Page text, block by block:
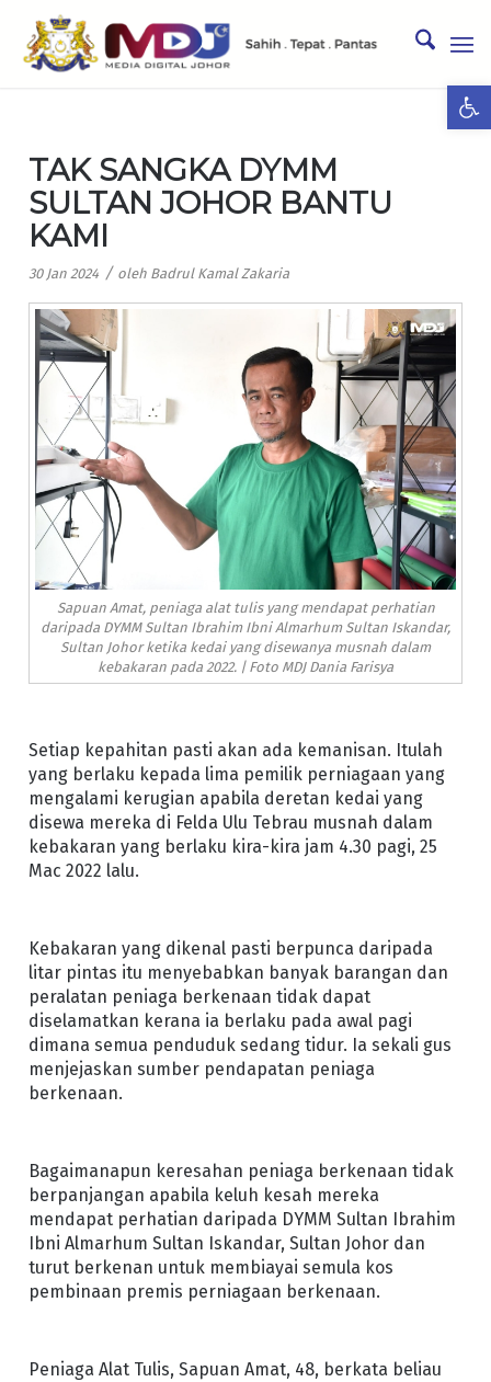
TAK SANGKA DYMM
SULTAN JOHOR BANTU
KAMI
30 Jan 2024 / oleh Badrul Kamal Zakaria
Sapuan Amat, peniaga alat tulis yang mendapat perhatian
daripada DYMM Sultan Ibrahim Ibni Almarhum Sultan Iskandar,
Sultan Johor ketika kedai yang disewanya musnah dalam
kebakaran pada 2022. | Foto MDJ Dania Farisya
Setiap kepahitan pasti akan ada kemanisan. Itulah
yang berlaku kepada lima pemilik perniagaan yang
mengalami kerugian apabila deretan kedai yang
disewa mereka di Felda Ulu Tebrau musnah dalam
kebakaran yang berlaku kira-kira jam 4.30 pagi, 25
Mac 2022 lalu.
Kebakaran yang dikenal pasti berpunca daripada
litar pintas itu menyebabkan banyak barangan dan
peralatan peniaga berkenaan tidak dapat
diselamatkan kerana ia berlaku pada awal pagi
dimana semua penduduk sedang tidur. Ia sekali gus
menjejaskan sumber pendapatan peniaga
berkenaan.
Bagaimanapun keresahan peniaga berkenaan tidak
berpanjangan apabila keluh kesah mereka
mendapat perhatian daripada DYMM Sultan Ibrahim
Ibni Almarhum Sultan Iskandar, Sultan Johor dan
turut berkenan untuk membiayai semula kos
pembinaan premis perniagaan berkenaan.
Peniaga Alat Tulis, Sapuan Amat, 48, berkata beliau